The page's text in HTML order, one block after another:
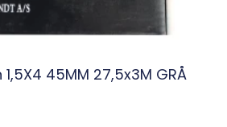
45MM 27,5x3M GRÅ